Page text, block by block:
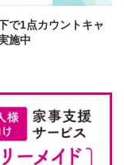
で1点カウントキャ
施中